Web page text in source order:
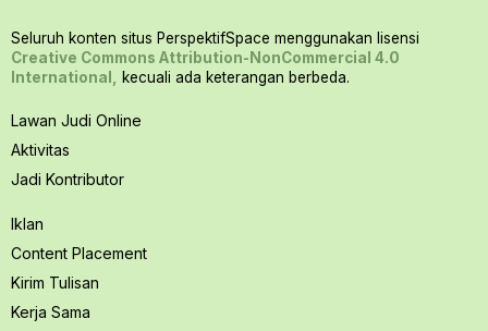
Seluruh konten situs PerspektifSpace menggunakan lisensi
Creative Commons Attribution-NonCommercial 4.0
International,
kecuali ada keterangan berbeda.
Lawan Judi Online
Aktivitas
Jadi Kontributor
Iklan
Content Placement
Kirim Tulisan
Kerja Sama